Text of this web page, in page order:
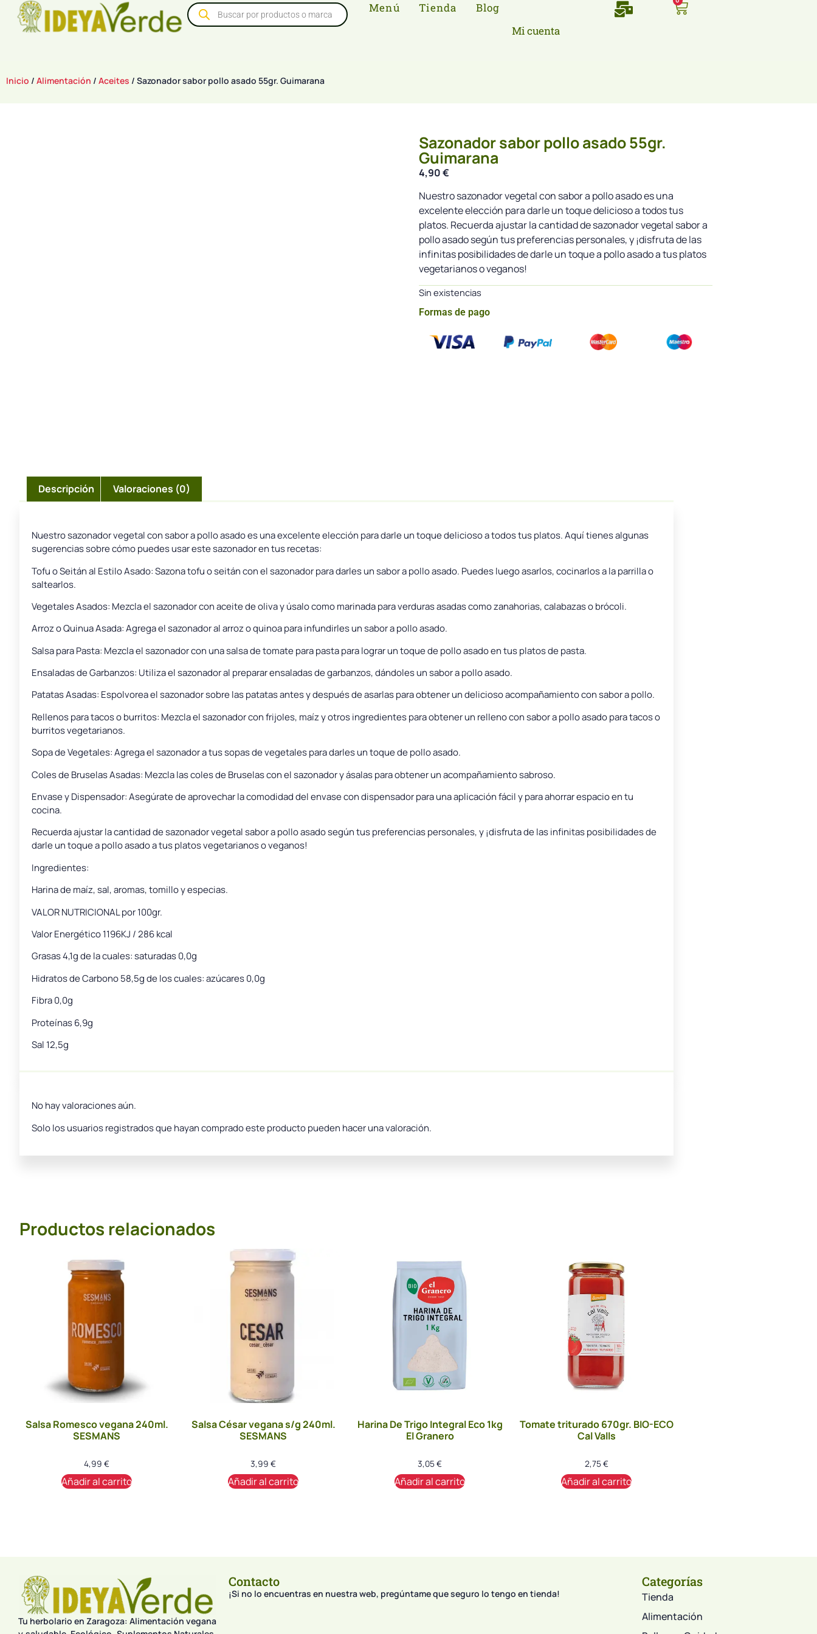
Menú Tienda
Blog
Mi cuenta
Inicio / Alimentación / Aceites / Sazonador sabor pollo asado 55gr. Guimarana
Sazonador sabor pollo asado 55gr.
Guimarana
4,90€
Nuestro sazonador vegetal con sabor a pollo asado es una
excelente elección para darle un toque delicioso a todos tus
platos. Recuerda ajustar la cantidad de sazonador vegetal sabor a
pollo asado según tus preferencias personales, y ¡disfruta de las
infinitas posibilidades de darle un toque a pollo asado a tus platos
vegetarianos o veganos!
Sin existencias
Formas de pago
Descripción Valoraciones (0)
Nuestro sazonador vegetal con sabor a pollo asado es una excelente elección para darle un toque delicioso a todos tus platos. Aquí tienes algunas
sugerencias sobre cómo puedes usar este sazonador en tus recetas:
Tofu o Seitán al Estilo Asado: Sazona tofu o seitán con el sazonador para darles un sabor a pollo asado. Puedes luego asarlos, cocinarlos a la parrilla o
saltearlos.
Vegetales Asados: Mezcla el sazonador con aceite de oliva y úsalo como marinada para verduras asadas como zanahorias, calabazas o brócoli.
Arroz o Quinua Asada: Agrega el sazonador al arroz o quinoa para infundirles un sabor a pollo asado.
Salsa para Pasta: Mezcla el sazonador con una salsa de tomate para pasta para lograr un toque de pollo asado en tus platos de pasta.
Ensaladas de Garbanzos: Utiliza el sazonador al preparar ensaladas de garbanzos, dándoles un sabor a pollo asado.
Patatas Asadas: Espolvorea el sazonador sobre las patatas antes y después de asarlas para obtener un delicioso acompañamiento con sabor a pollo.
Rellenos para tacos o burritos: Mezcla el sazonador con frijoles, maíz y otros ingredientes para obtener un relleno con sabor a pollo asado para tacos o
burritos vegetarianos.
Sopa de Vegetales: Agrega el sazonador a tus sopas de vegetales para darles un toque de pollo asado.
Coles de Bruselas Asadas: Mezcla las coles de Bruselas con el sazonador y ásalas para obtener un acompañamiento sabroso.
Envase y Dispensador: Asegúrate de aprovechar la comodidad del envase con dispensador para una aplicación fácil y para ahorrar espacio en tu
cocina.
Recuerda ajustar la cantidad de sazonador vegetal sabor a pollo asado según tus preferencias personales, y ¡disfruta de las infinitas posibilidades de
darle un toque a pollo asado a tus platos vegetarianos o veganos!
Ingredientes:
Harina de maíz, sal, aromas, tomillo y especias.
VALOR NUTRICIONAL por 100gr.
Valor Energético 1196KJ / 286 kcal
Grasas 4,1g de la cuales: saturadas 0,0g
Hidratos de Carbono 58,5g de los cuales: azúcares 0,0g
Fibra 0,0g
Proteínas 6,9g
Sal 12,5g
No hay valoraciones aún.
Solo los usuarios registrados que hayan comprado este producto pueden hacer una valoración.
Productos relacionados
Salsa Romesco vegana 240ml.
SESMANS
4,99 €
Añadir al carrito
Salsa César vegana s/g 240ml.
SESMANS
3,99 €
Añadir al carrito
Harina De Trigo Integral Eco 1kg
El Granero
3,05€
Añadir al carrito
Tomate triturado 670gr. BIO-ECO
Cal Valls
2,75€
Añadir al carrito
Tu herbolario en Zaragoza: Alimentación vegana
Contacto
¡Si no lo encuentras en nuestra web, pregúntame que seguro lo tengo en tienda!
Categorías
Tienda
Alimentación